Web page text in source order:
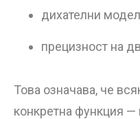
дихателни
прецизност на
Това означава, че
конкретна функция —